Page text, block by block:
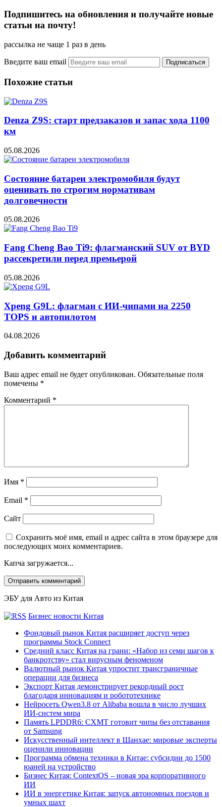
Подпишитесь на обновления и получайте новые
статьи на почту!
рассылка не чаще 1 раз в день
Введите ваш email
Похожие статьи
Denza Z9S: старт предзаказов и запас хода 1100
км
05.08.2026
Состояние батареи электромобиля будут
оценивать по строгим нормативам
долговечности
05.08.2026
Fang Cheng Bao Ti9: флагманский SUV от BYD
рассекретили перед премьерой
05.08.2026
Xpeng G9L: флагман с ИИ-чипами на 2250
TOPS и автопилотом
04.08.2026
Добавить комментарий
Ваш адрес email не будет опубликован. Обязательные поля
помечены *
Комментарий *
Имя *
Email *
Сайт
Сохранить моё имя, email и адрес сайта в этом браузере для
последующих моих комментариев.
Капча загружается...
ЭБУ для Авто из Китая
Бизнес новости Китая
Фондовый рынок Китая расширяет доступ через
программы Stock Connect
Средний класс Китая на грани: «Набор из семи шагов к
банкротству» стал вирусным феноменом
Валютный рынок Китая упростит трансграничные
операции для бизнеса
Экспорт Китая демонстрирует рекордный рост
благодаря инновациям и робототехнике
Нейросеть Qwen3.8 от Alibaba вошла в число лучших
ИИ-систем мира
Память LPDDR6: CXMT готовит чипы без отставания
от Samsung
Искусственный интеллект в Шанхае: мировые эксперты
оценили инновации
Программа обмена техники в Китае: субсидии до 1500
юаней на устройство
Бизнес Китая: ContextOS – новая эра корпоративного
ИИ
ИИ в энергетике Китая: запуск автономных поездов и
умных шахт